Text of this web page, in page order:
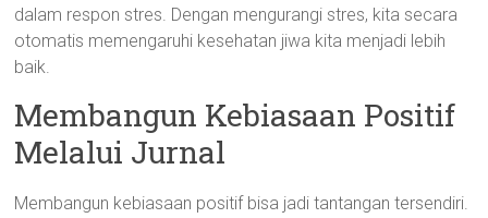
dalam respon stres. Dengan mengurangi stres, kita secara
otomatis memengaruhi kesehatan jiwa kita menjadi lebih
baik.
Membangun Kebiasaan Positif
Melalui Jurnal
Membangun kebiasaan positif bisa jadi tantangan tersendiri.